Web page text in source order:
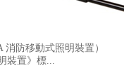
消防移動式照明裝置​）
裝置》標...